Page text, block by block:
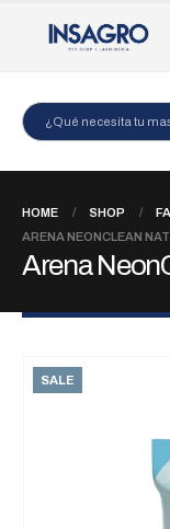
HOME SHOP
ARENA NEONCLEAN
Arena
SALE